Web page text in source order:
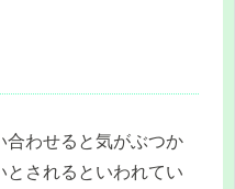
合わせると気がぶつか
とされるといわれてい